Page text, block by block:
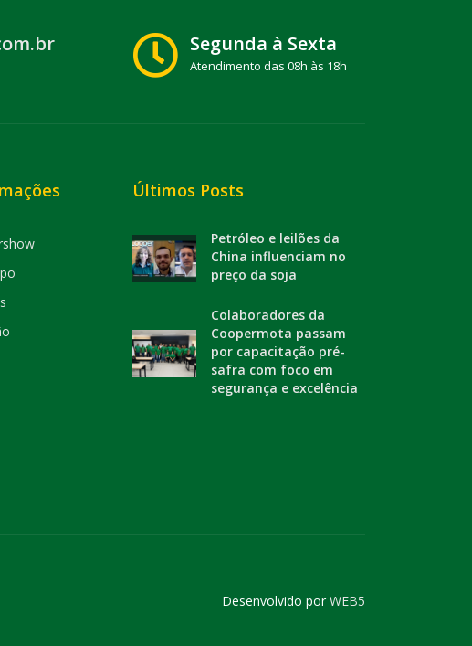
Segunda à Sexta
Atendimento das 08h às 18h
Últimos Posts
Petróleo e leilões da
China influenciam no
preço da soja
Colaboradores da
Coopermota passam
por capacitação pré-
safra com foco em
segurança e excelência
Desenvolvido porWEB5